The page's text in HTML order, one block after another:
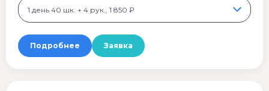
1 день 40 шк. + 4 рук., 1 850 ₽
Подробнее Заявка